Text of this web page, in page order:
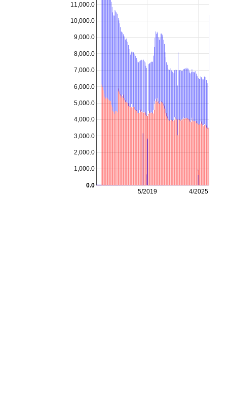
ND
334
1.047
981
ND
ND
10
13
6
3
3.504
5/2019 4/2025
1,000.0
2,000.0
3,000.0
4,000.0
5,000.0
6,000.0
7,000.0
8,000.0
9,000.0
10,000.0
11,000.0
0.0